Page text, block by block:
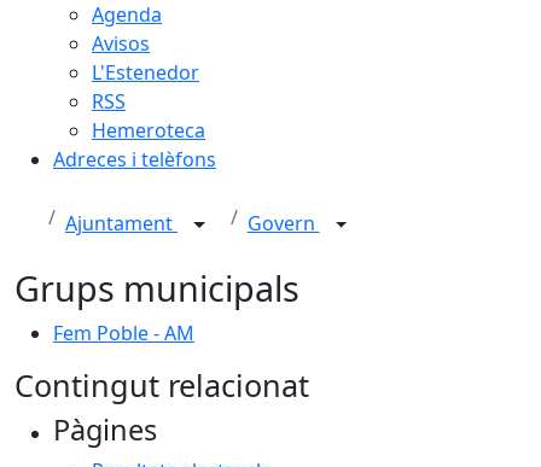
Agenda
Avisos
L'Estenedor
RSS
Hemeroteca
Adreces i telèfons
Ajuntament Govern
Grups municipals
Fem Poble - AM
Contingut relacionat
Pàgines